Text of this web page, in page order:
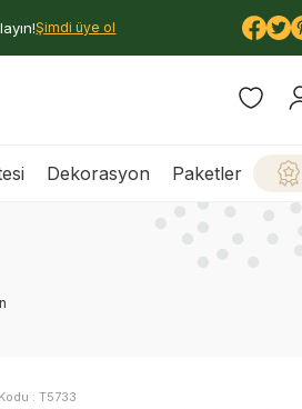
Şimdi üye ol
Dekorasyon Paketler
:T5733